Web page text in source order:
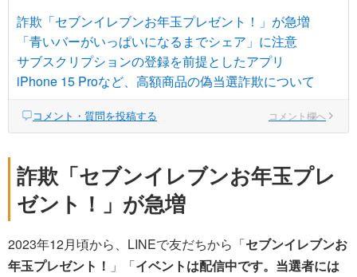
詐欺「セブンイレブンお年玉プレゼント！」が急増
「青いバーがいっぱいになるまでシェア」に注意
サブスクリプションの登録を前提としたアプリ
iPhone 15 Proなど、高額商品の偽当選詐欺について
コメント・質問を投稿する コメント欄へ
詐欺「セブンイレブンお年玉プレ
ゼント！」が急増
2023年12月頃から、LINEで友だちから「セブンイレブンお
年玉プレゼント！ 」「イベントは配信中です。当選者には